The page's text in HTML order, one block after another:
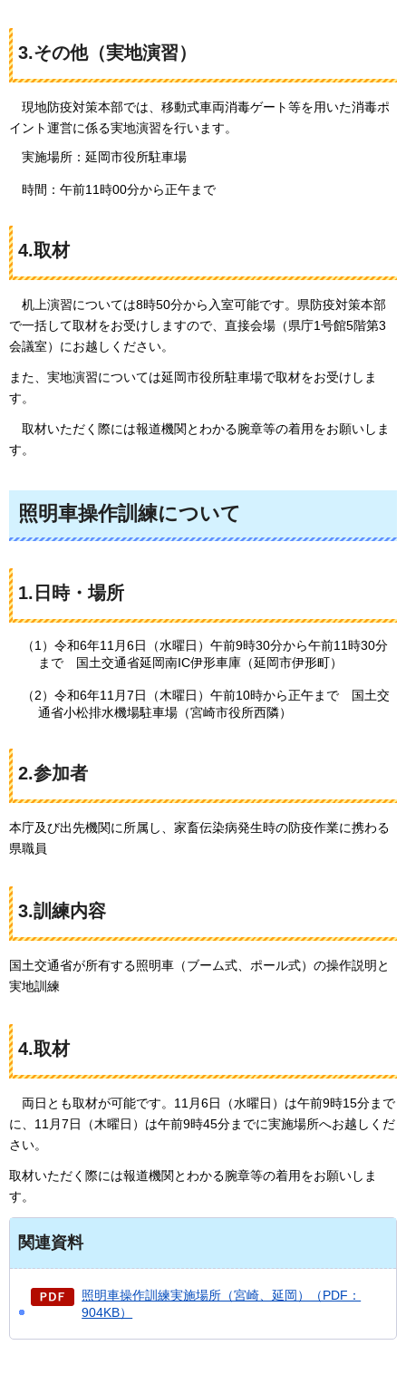
3.その他（実地演習）
現地防疫対策本部では、移動式車両消毒ゲート等を用いた消毒ポ
イント運営に係る実地演習を行います。
実施場所：延岡市役所駐車場
時間：午前11時00分から正午まで
4.取材
机上演習については8時50分から入室可能です。県防疫対策本部
で一括して取材をお受けしますので、直接会場（県庁1号館5階第3
会議室）にお越しください。
また、実地演習については延岡市役所駐車場で取材をお受けしま
す。
取材いただく際には報道機関とわかる腕章等の着用をお願いしま
す。
照明車操作訓練について
1.日時・場所
（1）令和6年11月6日（水曜日）午前9時30分から午前11時30分
まで
国土交通省延岡南IC伊形車庫（延岡市伊形町）
（2）令和6年11月7日（木曜日）午前10時から正午まで
国土交
通省小松排水機場駐車場（宮崎市役所西隣）
2.参加者
本庁及び出先機関に所属し、家畜伝染病発生時の防疫作業に携わる
県職員
3.訓練内容
国土交通省が所有する照明車（ブーム式、ポール式）の操作説明と
実地訓練
4.取材
両日とも取材が可能です。 11月6日（水曜日）は午前9時15分まで
に、11月7日（木曜日）は午前9時45分までに実施場所へお越しくだ
さい。
取材いただく際には報道機関とわかる腕章等の着用をお願いしま
す。
関連資料
照明車操作訓練実施場所（宮崎、延岡）（PDF：
904KB）